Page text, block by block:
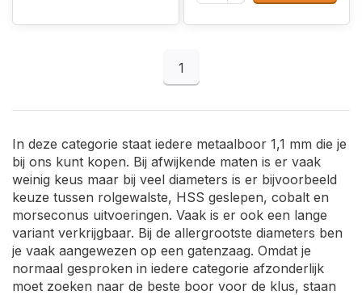
1
In deze categorie staat iedere metaalboor 1,1 mm die je
bij ons kunt kopen. Bij afwijkende maten is er vaak
weinig keus maar bij veel diameters is er bijvoorbeeld
keuze tussen rolgewalste, HSS geslepen, cobalt en
morseconus uitvoeringen. Vaak is er ook een lange
variant verkrijgbaar. Bij de allergrootste diameters ben
je vaak aangewezen op een gatenzaag. Omdat je
normaal gesproken in iedere categorie afzonderlijk
moet zoeken naar de beste boor voor de klus, staan